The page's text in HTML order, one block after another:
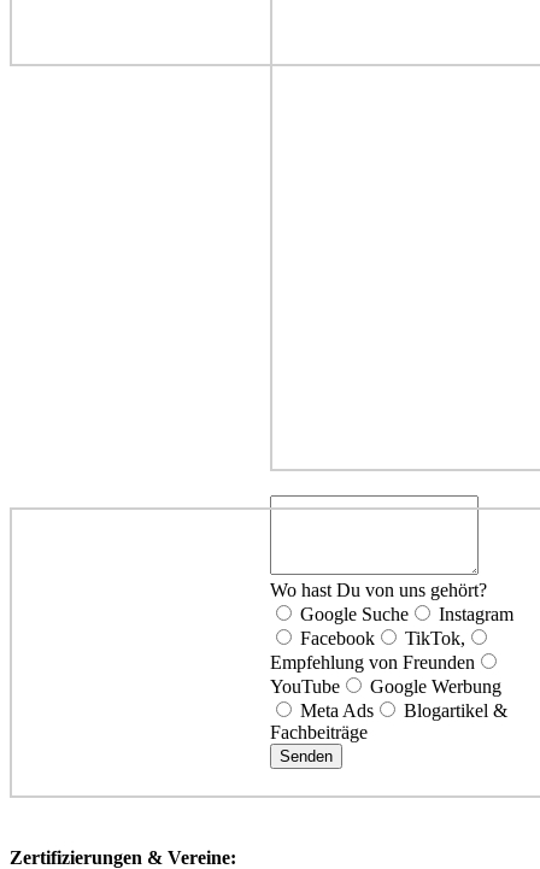
Zertifizierungen & Vereine:
Wo hast Du von uns gehört?
Google Suche
Instagram
Facebook
TikTok,
Empfehlung von Freunden
YouTube
Google Werbung
Meta Ads
Blogartikel &
Fachbeiträge
Senden